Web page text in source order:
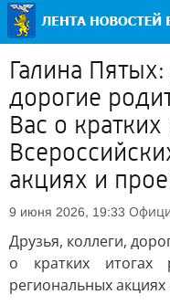
Галина
дорогие
Вас о
акциях и
9 июня 2026, 19:33
Друзья, коллеги,
о кратких итогах
региональных акциях